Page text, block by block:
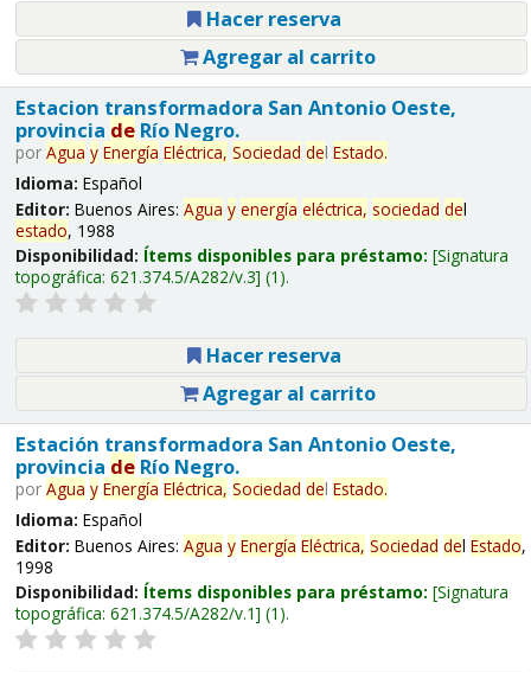
Hacer reserva
Agregar al carrito
Estacion transformadora San Antonio Oeste,
provincia deRío Negro.
por Agua y Energía Eléctrica, Sociedad del Estado.
Idioma: Español
Editor: Buenos Aires: Agua y energía eléctrica, sociedad del
estado, 1988
Disponibilidad: Ítems disponibles para préstamo: Signatura
topográfica: 621.374.5/A282/v.3 (1).
Hacer reserva
Agregar al carrito
Estación transformadora San Antonio Oeste,
provincia deRío Negro.
por Agua y Energía Eléctrica, Sociedad del Estado.
Idioma: Español
Editor: Buenos Aires: Agua y Energía Eléctrica, Sociedad del Estado,
1998
Disponibilidad: Ítems disponibles para préstamo: Signatura
topográfica: 621.374.5/A282/v.1 (1).